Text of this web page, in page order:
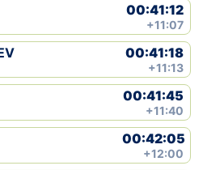
00:41:12
+11:07
00:41:18
+11:13
00:41:45
+11:40
00:42:05
+12:00